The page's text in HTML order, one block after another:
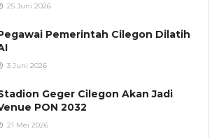
25 Juni 2026
Pemerintah Cilegon Dilatih
3 Juni 2026
Geger Cilegon Akan Jadi
PON 2032
21 Mei 2026